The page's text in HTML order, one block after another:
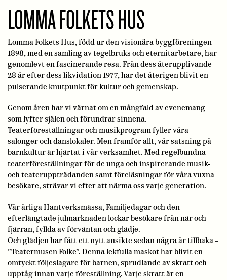
LOMMA FOLKETS HUS
Lomma Folkets Hus, född ur den visionära byggföreningen
1898, med en samling av tegelbruks och eternitarbetare, har
genomlevt en fascinerande resa. Från dess återupplivande
28 år efter dess likvidation 1977, har det återigen blivit en
pulserande knutpunkt för kultur och gemenskap.
Genom åren har vi värnat om en mångfald av evenemang
som lyfter själen och förundrar sinnena.
Teaterföreställningar och musikprogram fyller våra
salonger och danslokaler. Men framför allt, vår satsning på
barnkultur är hjärtat i vår verksamhet. Med regelbundna
teaterföreställningar för de unga och inspirerande musik-
och teateruppträdanden samt föreläsningar för våra vuxna
besökare, strävar vi efter att närma oss varje generation.
Vår årliga Hantverksmässa, Familjedagar och den
efterlängtade julmarknaden lockar besökare från när och
fjärran, fyllda av förväntan och glädje.
Och glädjen har fått ett nytt ansikte sedan några år tillbaka –
”Teatermusen Folke”. Denna lekfulla maskot har blivit en
omtyckt följeslagare för barnen, sprudlande av skratt och
upptåg innan varje föreställning. Varje skratt är en